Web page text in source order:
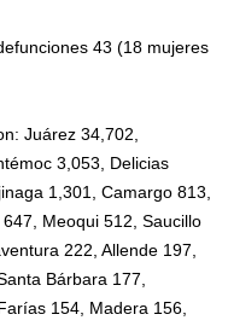
43 (18 mujeres
Juárez 34,702,
3,053, Delicias
1,301, Camargo 813,
Meoqui 512, Saucillo
222, Allende 197,
Bárbara 177,
154, Madera 156,